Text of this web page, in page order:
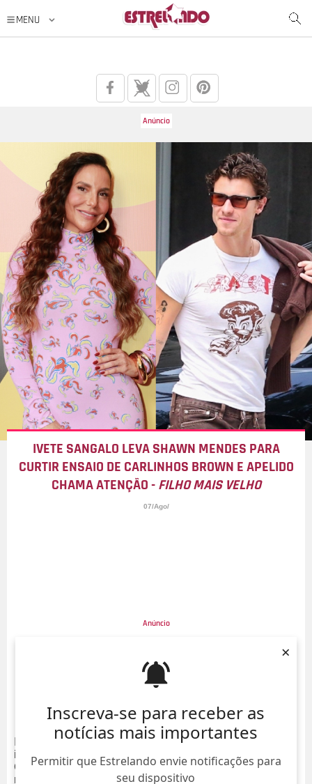
Inscreva-se para receber as
notícias mais importantes
Permitir que Estrelando envie notificações para
seu dispositivo
×
IVETE SANGALO LEVA SHAWN MENDES PARA
CURTIR ENSAIO DE CARLINHOS BROWN E APELIDO
CHAMA ATENÇÃO -FILHO MAIS VELHO
07/Ago/
Ivete Sangalo levou Shawn Mendes para ter uma
imersão no mundo do axé. Na última quarta-feira, dia 12,
Carlinhos Brown usou as redes sociais para mostrar o
momento em que recebia a cantora e o canadense em